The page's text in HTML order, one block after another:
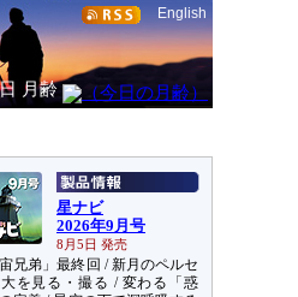
English
月齢
星ナビ
2026年9月号
8月5日 発売
宙兄弟」最終回 / 新月のペルセ
を見る・撮る / 変わる「惑